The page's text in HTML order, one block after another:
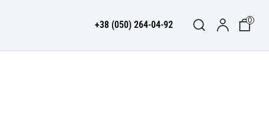
+38 (050) 264-04-92 0